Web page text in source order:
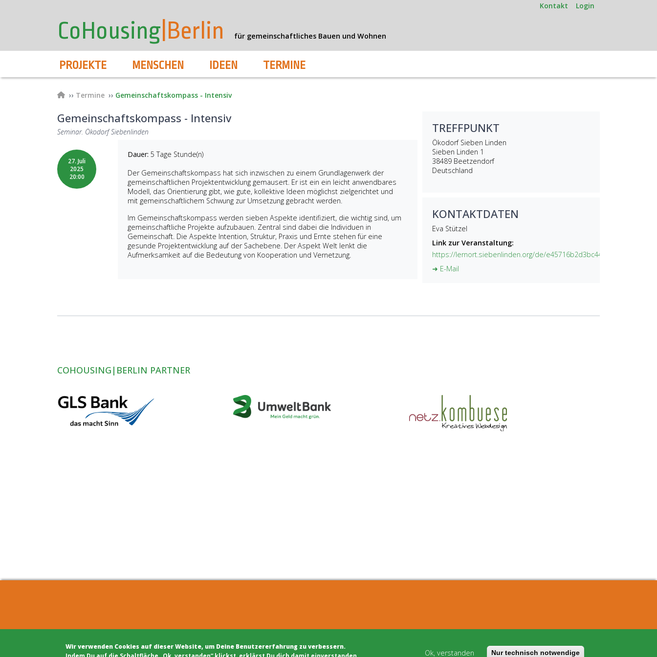
account
menu
Kontakt Login
CoHousing |Berlin für gemeinschaftliches Bauen und Wohnen
Hauptnavigation
PROJEKTE MENSCHEN IDEEN TERMINE
Pfadnavigation
Termine Gemeinschaftskompass - Intensiv
Gemeinschaftskompass - Intensiv
Seminar. Ökodorf Siebenlinden
27. Juli
2025
20:00
Dauer: 5 Tage Stunde(n)
Der Gemeinschaftskompass hat sich inzwischen zu einem Grundlagenwerk der
gemeinschaftlichen Projektentwicklung gemausert. Er ist ein ein leicht anwendbares
Modell, das Orientierung gibt, wie gute, kollektive Ideen möglichst zielgerichtet und
mit gemeinschaftlichem Schwung zur Umsetzung gebracht werden.
Im Gemeinschaftskompass werden sieben Aspekte identifiziert, die wichtig sind, um
gemeinschaftliche Projekte aufzubauen. Zentral sind dabei die Individuen in
Gemeinschaft. Die Aspekte Intention, Struktur, Praxis und Ernte stehen für eine
gesunde Projektentwicklung auf der Sachebene. Der Aspekt Welt lenkt die
Aufmerksamkeit auf die Bedeutung von Kooperation und Vernetzung.
TREFFPUNKT
Ökodorf Sieben Linden
Sieben Linden 1
38489 Beetzendorf
Deutschland
KONTAKTDATEN
Eva Stützel
Link zur Veranstaltung:
https://lernort.siebenlinden.org/de/
➜ E-Mail
COHOUSING|BERLIN PARTNER
c/o Winfried Härtel
Oranienplatz 5
Projektentwicklung
Projektsteuerung
Bauhandwerk
Finanzierung
AGB
Wir verwenden Cookies auf dieser Website, um Deine Benutzererfahrung zu verbessern.
Ok, verstanden Nur technisch notwendige